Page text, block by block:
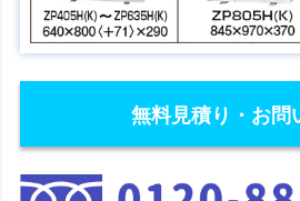
無料見積り・お問